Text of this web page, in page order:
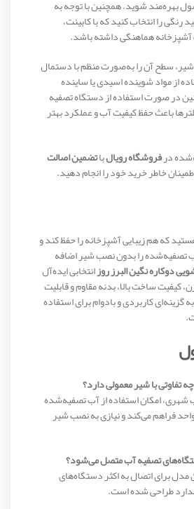
بهره‌مند شوید. همچنین با توجه به
رنگی را انتخاب کنید که با کابینت،
هماهنگی داشته باشد.
سطح آن را به‌صورت منظم با دستمال
از مواد شوینده اسیدی یا ساینده
در صورت استفاده از دستگاه تصفیه
باعث حفظ کیفیت آب و عملکرد بهتر
درفروشگاه رویالباتضمین اصالت
خاطر خرید خود را انجام دهید.
که هم زیبایی آشپزخانه را حفظ کند و
تصفیه‌شده را بدون نصب شیر اضافه
دوکاره نگین البرز روزانتخابی ایده‌آل
کیفیت ساخت بالا، بدنه مقاوم و قابلیت
گزینه‌ای کاربردی و بادوام برای استفاده
تفاوتی با شیر معمولی دارد؟
شهری، امکان استفاده از آب تصفیه‌شده
فراهم می‌کند و نیازی به نصب شیر
تصفیه آب متصل می‌شود؟
مدل برای اتصال به اکثر دستگاه‌های
طراحی شده است.